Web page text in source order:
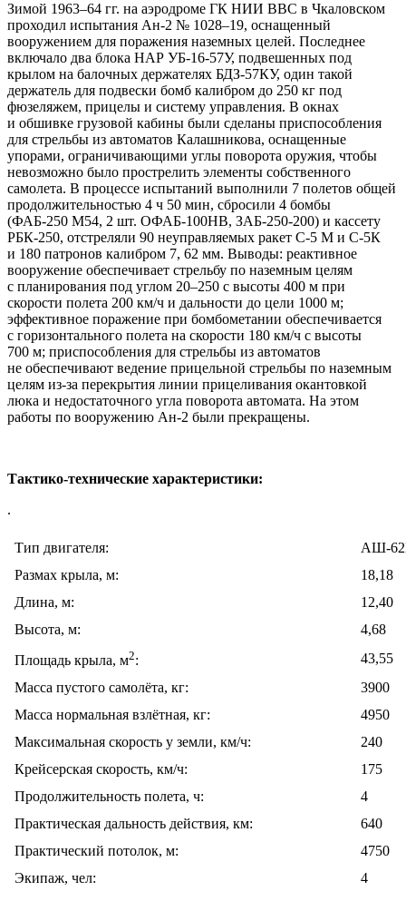
Зимой 1963–64 гг. на аэродроме ГК НИИ ВВС в Чкаловском
проходил испытания Ан-2 № 1028–19, оснащенный
вооружением для поражения наземных целей. Последнее
включало два блока НАР УБ-16-57У, подвешенных под
крылом на балочных держателях БДЗ-57КУ, один такой
держатель для подвески бомб калибром до 250 кг под
фюзеляжем, прицелы и систему управления. В окнах
и обшивке грузовой кабины были сделаны приспособления
для стрельбы из автоматов Калашникова, оснащенные
упорами, ограничивающими углы поворота оружия, чтобы
невозможно было прострелить элементы собственного
самолета. В процессе испытаний выполнили 7 полетов общей
продолжительностью 4 ч 50 мин, сбросили 4 бомбы
(ФАБ-250 М54, 2 шт. ОФАБ-100НВ, ЗАБ-250-200) и кассету
РБК-250, отстреляли 90 неуправляемых ракет С-5 М и С-5К
и 180 патронов калибром 7, 62 мм. Выводы: реактивное
вооружение обеспечивает стрельбу по наземным целям
с планирования под углом 20–250 с высоты 400 м при
скорости полета 200 км/ч и дальности до цели 1000 м;
эффективное поражение при бомбометании обеспечивается
с горизонтального полета на скорости 180 км/ч с высоты
700 м; приспособления для стрельбы из автоматов
не обеспечивают ведение прицельной стрельбы по наземным
целям из-за перекрытия линии прицеливания окантовкой
люка и недостаточного угла поворота автомата. На этом
работы по вооружению Ан-2 были прекращены.
Тактико-технические характеристики:
.
Тип двигателя:
АШ-
Размах крыла, м:
18,18
Длина, м:
12,40
Высота, м:
4,68
Площадь крыла, м2:
43,55
Масса пустого самолёта, кг:
3900
Масса нормальная взлётная, кг:
4950
Максимальная скорость у земли, км/ч:
240
Крейсерская скорость, км/ч:
175
Продолжительность полета, ч:
4
Практическая дальность действия, км:
640
Практический потолок, м:
4750
Экипаж, чел:
4